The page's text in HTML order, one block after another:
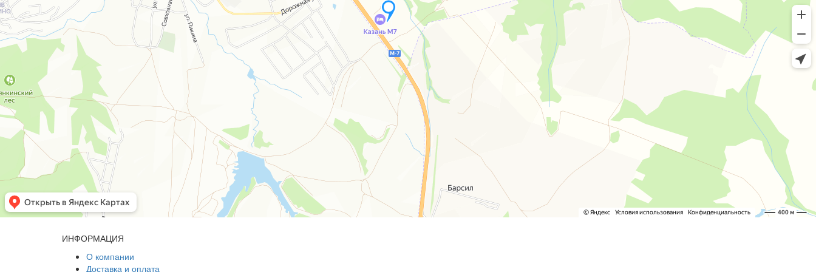
ИНФОРМАЦИЯ
О компании
Доставка и оплата